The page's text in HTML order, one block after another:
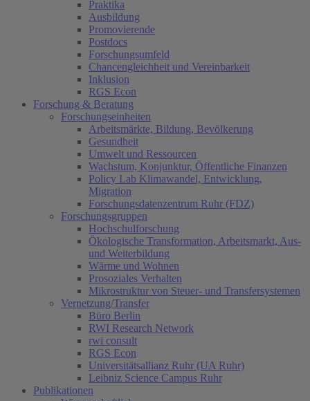
Praktika
Ausbildung
Promovierende
Postdocs
Forschungsumfeld
Chancengleichheit und Vereinbarkeit
Inklusion
RGS Econ
Forschung & Beratung
Forschungseinheiten
Arbeitsmärkte, Bildung, Bevölkerung
Gesundheit
Umwelt und Ressourcen
Wachstum, Konjunktur, Öffentliche Finanzen
Policy Lab Klimawandel, Entwicklung,
Migration
Forschungsdatenzentrum Ruhr (FDZ)
Forschungsgruppen
Hochschulforschung
Ökologische Transformation, Arbeitsmarkt, Aus-
und Weiterbildung
Wärme und Wohnen
Prosoziales Verhalten
Mikrostruktur von Steuer- und Transfersystemen
Vernetzung/Transfer
Büro Berlin
RWI Research Network
rwi consult
RGS Econ
Universitätsallianz Ruhr (UA Ruhr)
Leibniz Science Campus Ruhr
Publikationen